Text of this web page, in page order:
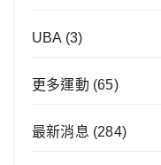
UBA (3)
更多運動 (65)
最新消息 (284)